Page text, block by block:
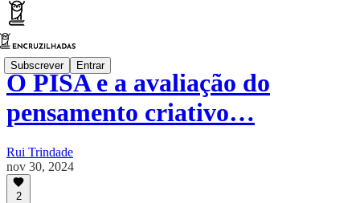
Subscrever Entrar
O PISA e a avaliação do
pensamento criativo…
Rui Trindade
nov 30, 2024
2